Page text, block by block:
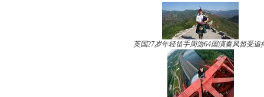
英国27岁年轻笛手周游64国演奏风笛受追